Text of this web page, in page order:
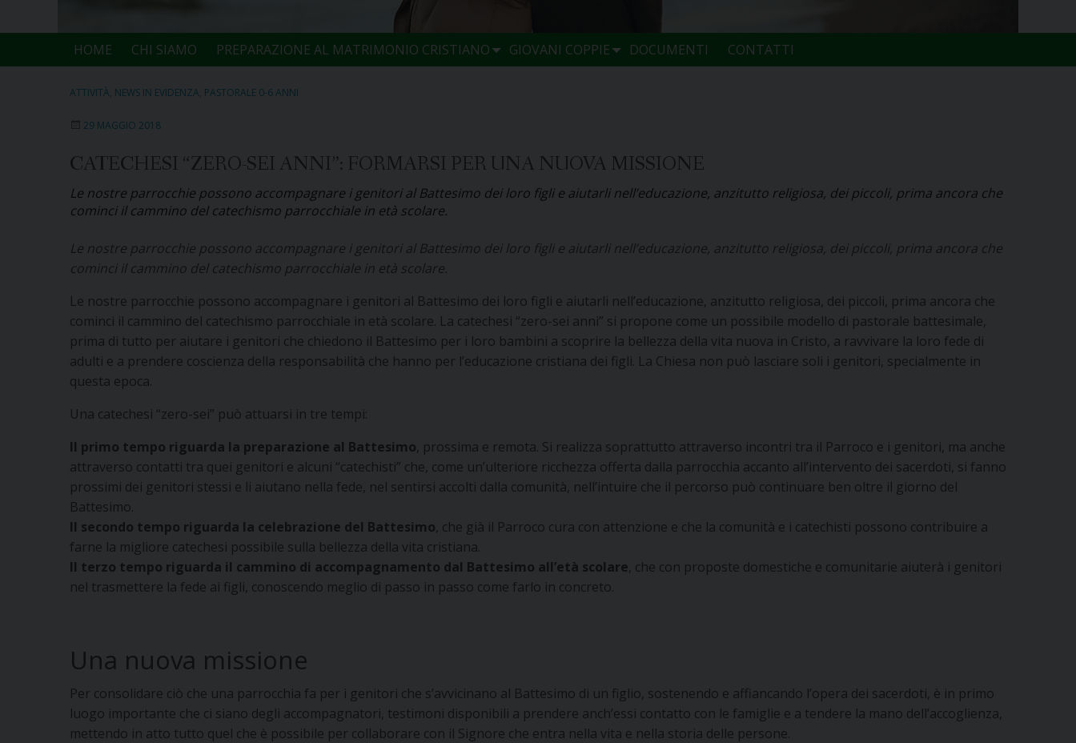
HOME CHI SIAMO PREPARAZIONE AL MATRIMONIO CRISTIANO GIOVANI COPPIE DOCUMENTI CONTATTI
ATTIVITÀ NEWS IN EVIDENZA PASTORALE 0-6 ANNI
29 MAGGIO 2018
CATECHESI “ZERO-SEI ANNI”: FORMARSI PER UNA NUOVA MISSIONE
Le nostre parrocchie possono accompagnare i genitori al Battesimo dei loro figli e aiutarli nell’educazione, anzitutto religiosa, dei piccoli, prima ancora che
cominci il cammino del catechismo parrocchiale in età scolare.
Le nostre parrocchie possono accompagnare i genitori al Battesimo dei loro figli e aiutarli nell’educazione, anzitutto religiosa, dei piccoli, prima ancora che
cominci il cammino del catechismo parrocchiale in età scolare.
Le nostre parrocchie possono accompagnare i genitori al Battesimo dei loro figli e aiutarli nell’educazione, anzitutto religiosa, dei piccoli, prima ancora che
cominci il cammino del catechismo parrocchiale in età scolare. La catechesi “zero-sei anni” si propone come un possibile modello di pastorale battesimale,
prima di tutto per aiutare i genitori che chiedono il Battesimo per i loro bambini a scoprire la bellezza della vita nuova in Cristo, a ravvivare la loro fede di
adulti e a prendere coscienza della responsabilità che hanno per l’educazione cristiana dei figli. La Chiesa non può lasciare soli i genitori, specialmente in
questa epoca.
Una catechesi “zero-sei” può attuarsi in tre tempi:
Il primo tempo riguarda la preparazione al Battesimo, prossima e remota. Si realizza soprattutto attraverso incontri tra il Parroco e i genitori, ma anche
attraverso contatti tra quei genitori e alcuni “catechisti” che, come un’ulteriore ricchezza offerta dalla parrocchia accanto all’intervento dei sacerdoti, si fanno
prossimi dei genitori stessi e li aiutano nella fede, nel sentirsi accolti dalla comunità, nell’intuire che il percorso può continuare ben oltre il giorno del
Battesimo.
Il secondo tempo riguarda la celebrazione del Battesimo, che già il Parroco cura con attenzione e che la comunità e i catechisti possono contribuire a
farne la migliore catechesi possibile sulla bellezza della vita cristiana.
Il terzo tempo riguarda il cammino di accompagnamento dal Battesimo all’età scolare, che con proposte domestiche e comunitarie aiuterà i genitori
nel trasmettere la fede ai figli, conoscendo meglio di passo in passo come farlo in concreto.
Una nuova missione
Per consolidare ciò che una parrocchia fa per i genitori che s’avvicinano al Battesimo di un figlio, sostenendo e affiancando l’opera dei sacerdoti, è in primo
luogo importante che ci siano degli accompagnatori, testimoni disponibili a prendere anch’essi contatto con le famiglie e a tendere la mano dell’accoglienza,
mettendo in atto tutto quel che è possibile per collaborare con il Signore che entra nella vita e nella storia delle persone.